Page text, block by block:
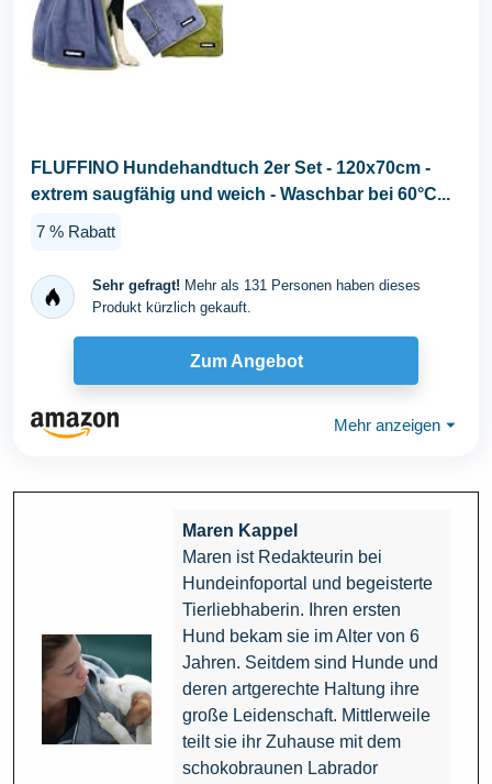
FLUFFINO Hundehandtuch 2er Set - 120x70cm -
extrem saugfähig und weich - Waschbar bei 60°C...
7 % Rabatt
Sehr gefragt! Mehr als 131 Personen haben dieses
Produkt kürzlich gekauft.
Zum Angebot
Mehr anzeigen ⏷
Maren Kappel
Maren ist Redakteurin bei
Hundeinfoportal und begeisterte
Tierliebhaberin. Ihren ersten
Hund bekam sie im Alter von 6
Jahren. Seitdem sind Hunde und
deren artgerechte Haltung ihre
große Leidenschaft. Mittlerweile
teilt sie ihr Zuhause mit dem
schokobraunen Labrador